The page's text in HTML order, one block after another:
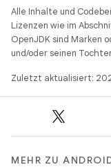
Alle Inhalte und
Lizenzen wie im
OpenJDK sind Marken
und/oder seinen
Zuletzt aktualisiert:
MEHR ZU